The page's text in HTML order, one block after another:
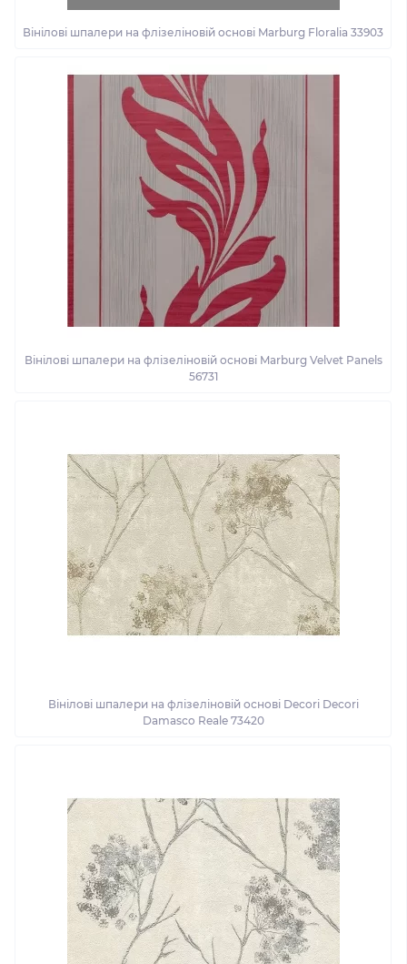
Вінілові шпалери на флізеліновій основі Marburg Floralia 33903
Вінілові шпалери на флізеліновій основі Marburg Velvet Panels
56731
Вінілові шпалери на флізеліновій основі Decori Decori
Damasco Reale 73420